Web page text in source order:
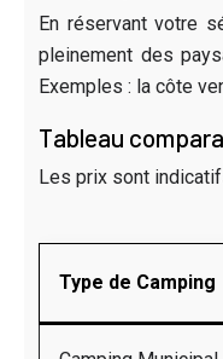
En réservant votre
pleinement des
Exemples : la côte
Tableau
Les prix sont
Type de Camping